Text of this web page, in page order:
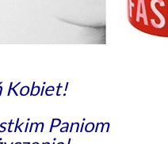
Kobiet!
Paniom